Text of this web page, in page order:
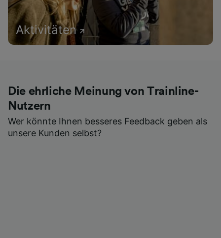
Aktivitäten
Die ehrliche Meinung von Trainline-
Nutzern
Wer könnte Ihnen besseres Feedback geben als
unsere Kunden selbst?